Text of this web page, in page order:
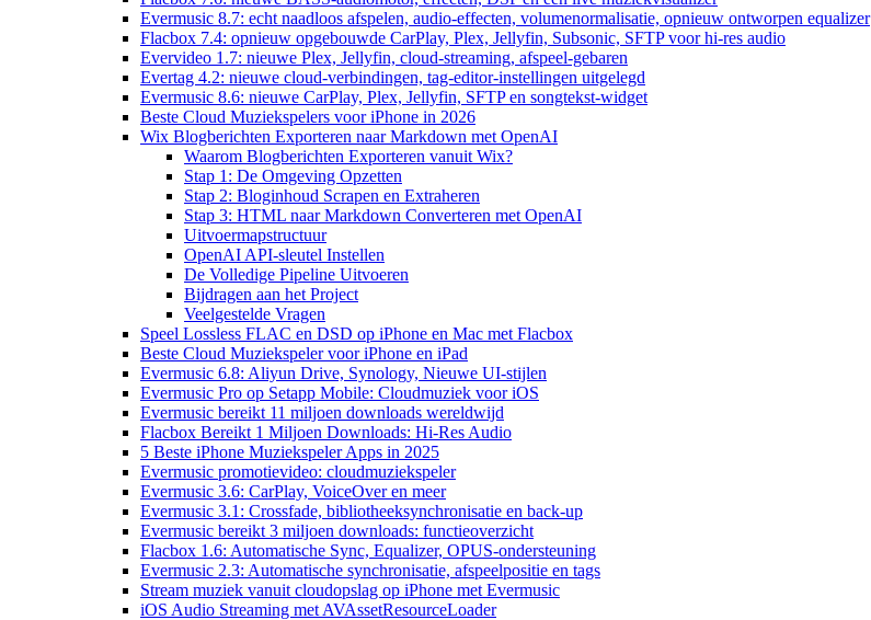
Evermusic 8.7: echt naadloos afspelen, audio-effecten, volumenormalisatie, opnieuw ontworpen equalizer
Flacbox 7.4: opnieuw opgebouwde CarPlay, Plex, Jellyfin, Subsonic, SFTP voor hi-res audio
Evervideo 1.7: nieuwe Plex, Jellyfin, cloud-streaming, afspeel-gebaren
Evertag 4.2: nieuwe cloud-verbindingen, tag-editor-instellingen uitgelegd
Evermusic 8.6: nieuwe CarPlay, Plex, Jellyfin, SFTP en songtekst-widget
Beste Cloud Muziekspelers voor iPhone in 2026
Wix Blogberichten Exporteren naar Markdown met OpenAI
Waarom Blogberichten Exporteren vanuit Wix?
Stap 1: De Omgeving Opzetten
Stap 2: Bloginhoud Scrapen en Extraheren
Stap 3: HTML naar Markdown Converteren met OpenAI
Uitvoermapstructuur
OpenAI API-sleutel Instellen
De Volledige Pipeline Uitvoeren
Bijdragen aan het Project
Veelgestelde Vragen
Speel Lossless FLAC en DSD op iPhone en Mac met Flacbox
Beste Cloud Muziekspeler voor iPhone en iPad
Evermusic 6.8: Aliyun Drive, Synology, Nieuwe UI-stijlen
Evermusic Pro op Setapp Mobile: Cloudmuziek voor iOS
Evermusic bereikt 11 miljoen downloads wereldwijd
Flacbox Bereikt 1 Miljoen Downloads: Hi-Res Audio
5 Beste iPhone Muziekspeler Apps in 2025
Evermusic promotievideo: cloudmuziekspeler
Evermusic 3.6: CarPlay, VoiceOver en meer
Evermusic 3.1: Crossfade, bibliotheeksynchronisatie en back-up
Evermusic bereikt 3 miljoen downloads: functieoverzicht
Flacbox 1.6: Automatische Sync, Equalizer, OPUS-ondersteuning
Evermusic 2.3: Automatische synchronisatie, afspeelpositie en tags
Stream muziek vanuit cloudopslag op iPhone met Evermusic
iOS Audio Streaming met AVAssetResourceLoader